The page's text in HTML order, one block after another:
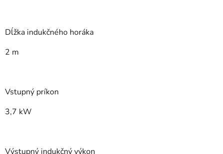
Dĺžka indukčného horáka
2 m
Vstupný príkon
3,7 kW
Výstupný indukčný výkon